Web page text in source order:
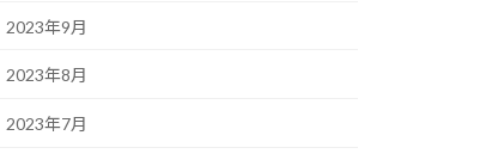
2023年9月
2023年8月
2023年7月